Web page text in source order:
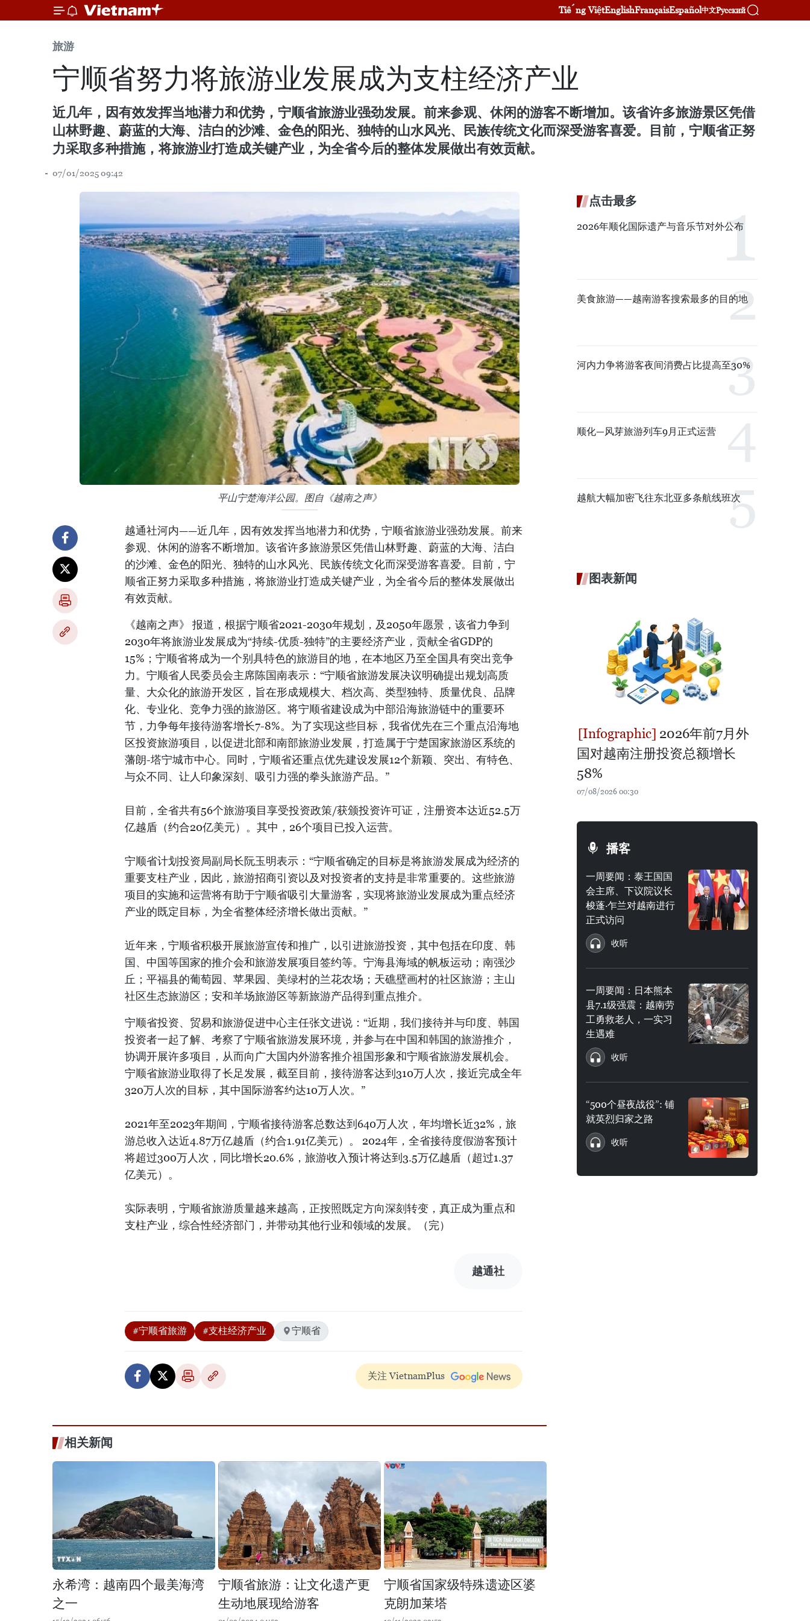
Tiếng ViệtEnglishFrançaisEspañol中文Русский
旅游
宁顺省努力将旅游业发展成为支柱经济产业
近几年，因有效发挥当地潜力和优势，宁顺省旅游业强劲发展。前来参观、休闲的游客不断增加。该省许多旅游景区凭借
山林野趣、蔚蓝的大海、洁白的沙滩、金色的阳光、独特的山水风光、民族传统文化而深受游客喜爱。目前，宁顺省正努
力采取多种措施，将旅游业打造成关键产业，为全省今后的整体发展做出有效贡献。
07/01/2025 09:42
平山宁楚海洋公园。图自《越南之声》
越通社河内——近几年，因有效发挥当地潜力和优势，宁顺省旅游业强劲发展。前来
参观、休闲的游客不断增加。该省许多旅游景区凭借山林野趣、蔚蓝的大海、洁白
的沙滩、金色的阳光、独特的山水风光、民族传统文化而深受游客喜爱。目前，宁
顺省正努力采取多种措施，将旅游业打造成关键产业，为全省今后的整体发展做出
有效贡献。
《越南之声》 报道，根据宁顺省2021-2030年规划，及2050年愿景，该省力争到
2030年将旅游业发展成为“持续-优质-独特”的主要经济产业，贡献全省GDP的
15%；宁顺省将成为一个别具特色的旅游目的地，在本地区乃至全国具有突出竞争
力。宁顺省人民委员会主席陈国南表示：“宁顺省旅游发展决议明确提出规划高质
量、大众化的旅游开发区，旨在形成规模大、档次高、类型独特、质量优良、品牌
化、专业化、竞争力强的旅游区。将宁顺省建设成为中部沿海旅游链中的重要环
节，力争每年接待游客增长7-8%。为了实现这些目标，我省优先在三个重点沿海地
区投资旅游项目，以促进北部和南部旅游业发展，打造属于宁楚国家旅游区系统的
藩朗-塔宁城市中心。同时，宁顺省还重点优先建设发展12个新颖、突出、有特色、
与众不同、让人印象深刻、吸引力强的拳头旅游产品。”
目前，全省共有56个旅游项目享受投资政策/获颁投资许可证，注册资本达近52.5万
亿越盾（约合20亿美元）。其中，26个项目已投入运营。
宁顺省计划投资局副局长阮玉明表示：“宁顺省确定的目标是将旅游发展成为经济的
重要支柱产业，因此，旅游招商引资以及对投资者的支持是非常重要的。这些旅游
项目的实施和运营将有助于宁顺省吸引大量游客，实现将旅游业发展成为重点经济
产业的既定目标，为全省整体经济增长做出贡献。”
近年来，宁顺省积极开展旅游宣传和推广，以引进旅游投资，其中包括在印度、韩
国、中国等国家的推介会和旅游发展项目签约等。宁海县海域的帆板运动；南强沙
丘；平福县的葡萄园、苹果园、美绿村的兰花农场；天礁壁画村的社区旅游；主山
社区生态旅游区；安和羊场旅游区等新旅游产品得到重点推介。
宁顺省投资、贸易和旅游促进中心主任张文进说：“近期，我们接待并与印度、韩国
投资者一起了解、考察了宁顺省旅游发展环境，并参与在中国和韩国的旅游推介，
协调开展许多项目，从而向广大国内外游客推介祖国形象和宁顺省旅游发展机会。
宁顺省旅游业取得了长足发展，截至目前，接待游客达到310万人次，接近完成全年
320万人次的目标，其中国际游客约达10万人次。”
2021年至2023年期间，宁顺省接待游客总数达到640万人次，年均增长近32%，旅
游总收入达近4.87万亿越盾（约合1.91亿美元）。 2024年，全省接待度假游客预计
将超过300万人次，同比增长20.6%，旅游收入预计将达到3.5万亿越盾（超过1.37
亿美元）。
实际表明，宁顺省旅游质量越来越高，正按照既定方向深刻转变，真正成为重点和
支柱产业，综合性经济部门，并带动其他行业和领域的发展。（完）
越通社
#宁顺省旅游 #支柱经济产业 宁顺省
关注 VietnamPlus
相关新闻
永希湾：越南四个最美海湾
之一
宁顺省旅游：让文化遗产更
生动地展现给游客
宁顺省国家级特殊遗迹区婆
克朗加莱塔
点击最多
2026年顺化国际遗产与音乐节对外公布
美食旅游——越南游客搜索最多的目的地
河内力争将游客夜间消费占比提高至30%
顺化—风芽旅游列车9月正式运营
越航大幅加密飞往东北亚多条航线班次
图表新闻
2026年前7月外
国对越南注册投资总额增长
58%
07/08/2026 00:30
播客
一周要闻：泰王国国
会主席、下议院议长
梭蓬·乍兰对越南进行
正式访问
收听
一周要闻：日本熊本
县7.1级强震：越南劳
工勇救老人，一实习
生遇难
收听
“500个昼夜战役”: 铺
就英烈归家之路
收听